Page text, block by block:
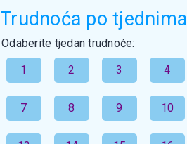
Trudnoća po tjednima
Odaberite tjedan trudnoće:
1
2 3 4
7 8 9 10